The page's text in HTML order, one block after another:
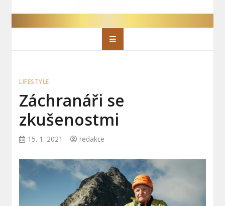
Priority Magazín
Magazín pro sdílení vašich priorit
LIFESTYLE
Záchranáři se
zkušenostmi
15. 1. 2021 redakce